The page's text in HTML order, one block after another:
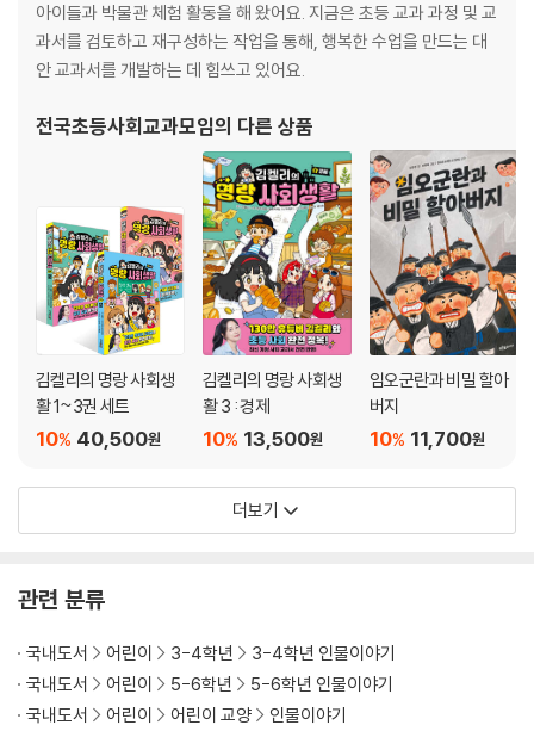
아이들과 박물관 체험 활동을 해 왔어요. 지금은 초등 교과 과정 및 교
과서를 검토하고 재구성하는 작업을 통해, 행복한 수업을 만드는 대
안 교과서를 개발하는 데 힘쓰고 있어요.
전국초등사회교과모임의 다른 상품
김켈리의 명랑 사회생
활 1~3권 세트
40,500원
10%
김켈리의 명랑 사회생
활 3 : 경제
13,500원
10%
임오군란과 비밀 할아
버지
11,700원
10%
더보기
관련 분류
국내도서 어린이 3-4학년
3-4학년 인물이야기
국내도서
어린이 5-6학년
5-6학년 인물이야기
국내도서
어린이 어린이 교양 인물이야기